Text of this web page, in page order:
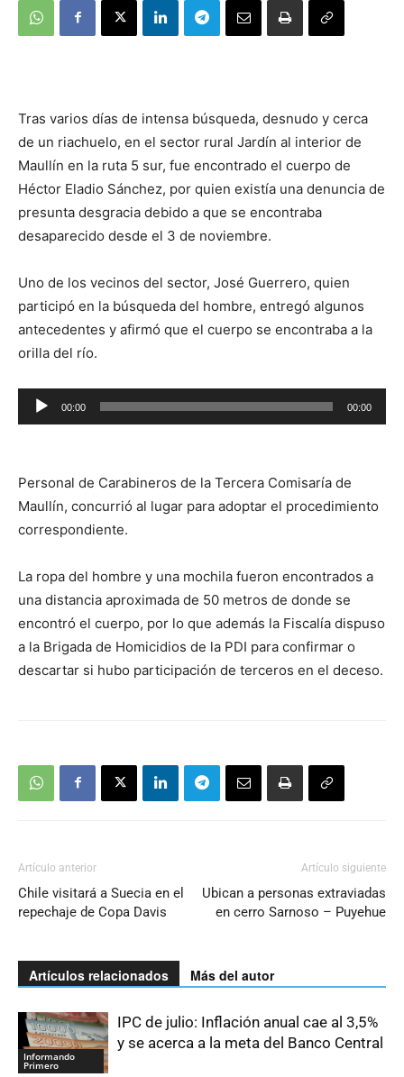
Tras varios días de intensa búsqueda, desnudo y cerca
de un riachuelo, en el sector rural Jardín al interior de
Maullín en la ruta 5 sur, fue encontrado el cuerpo de
Héctor Eladio Sánchez, por quien existía una denuncia de
presunta desgracia debido a que se encontraba
desaparecido desde el 3 de noviembre.
Uno de los vecinos del sector, José Guerrero, quien
participó en la búsqueda del hombre, entregó algunos
antecedentes y afirmó que el cuerpo se encontraba a la
orilla del río.
Reproductor
de
00:00 00:00
Personal de Carabineros de la Tercera Comisaría de
Maullín, concurrió al lugar para adoptar el procedimiento
correspondiente.
La ropa del hombre y una mochila fueron encontrados a
una distancia aproximada de 50 metros de donde se
encontró el cuerpo, por lo que además la Fiscalía dispuso
a la Brigada de Homicidios de la PDI para confirmar o
descartar si hubo participación de terceros en el deceso.
Artículo anterior
Chile visitará a Suecia en el
repechaje de Copa Davis
Artículo siguiente
Ubican a personas extraviadas
en cerro Sarnoso – Puyehue
Artículos relacionados Más del autor
Informando
Primero
IPC de julio: Inflación anual cae al 3,5%
y se acerca a la meta del Banco Central